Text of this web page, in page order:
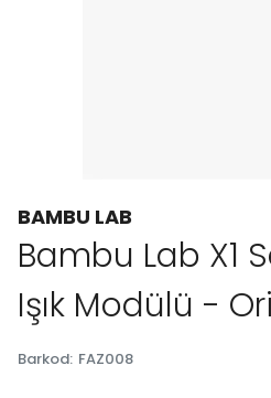
BAMBU LAB
Bambu Lab X1
Işık Modülü -
Barkod: FAZ008